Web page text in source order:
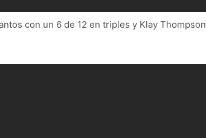
con un 6 de 12 en triples y Klay Thompson